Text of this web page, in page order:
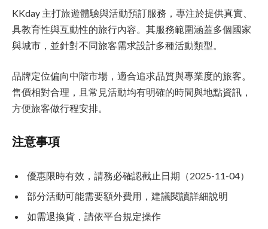
KKday 主打旅遊體驗與活動預訂服務，專注於提供真實、
具教育性與互動性的旅行內容。其服務範圍涵蓋多個國家
與城市，並針對不同旅客需求設計多種活動類型。
品牌定位偏向中階市場，適合追求品質與專業度的旅客。
售價相對合理，且常見活動均有明確的時間與地點資訊，
方便旅客做行程安排。
注意事項
優惠限時有效，請務必確認截止日期（2025-11-04）
部分活動可能需要額外費用，建議閱讀詳細說明
如需退換貨，請依平台規定操作